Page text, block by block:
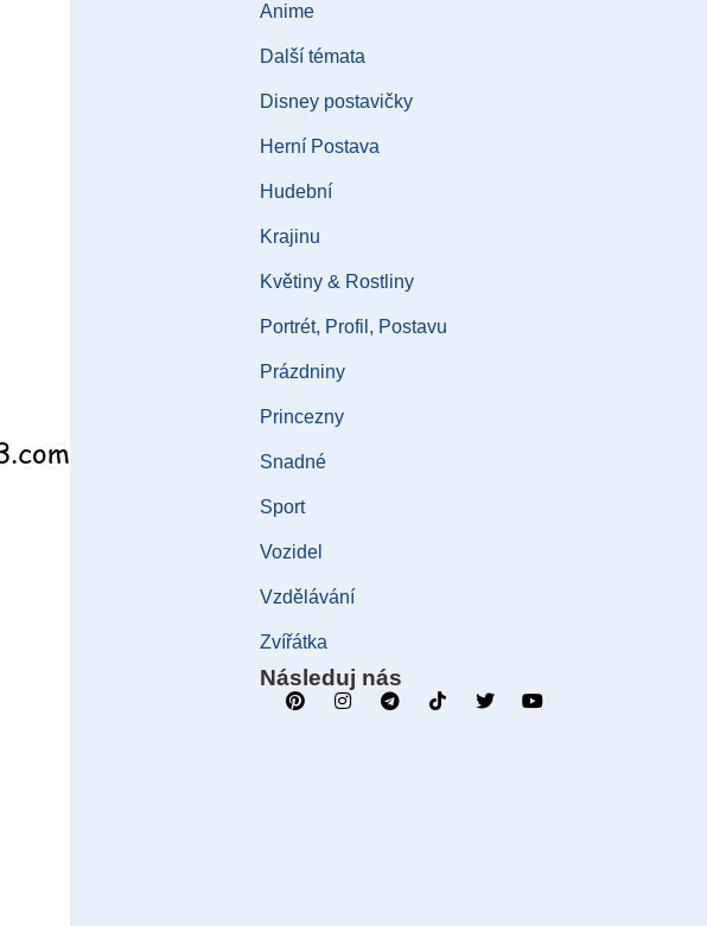
Anime
Další témata
Disney postavičky
Herní Postava
Hudební
Krajinu
Květiny & Rostliny
Portrét, Profil, Postavu
Prázdniny
Princezny
Snadné
Sport
Vozidel
Vzdělávání
Zvířátka
Následuj nás